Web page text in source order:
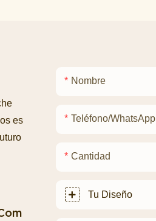
es
Nombre
Teléfono/WhatsApp
Cantidad
Tu Diseño